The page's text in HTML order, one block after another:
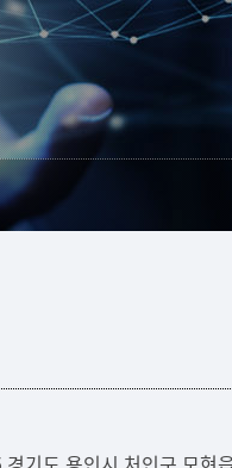
학부 소개
학과 연혁
교육목표
교육과정
졸업 후 진로